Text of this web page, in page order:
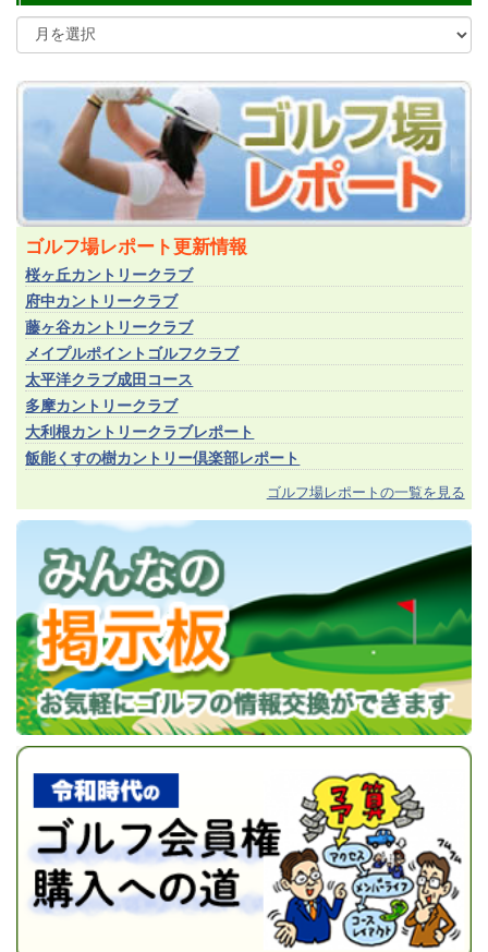
ゴルフ場レポート更新情報
桜ヶ丘カントリークラブ
府中カントリークラブ
藤ヶ谷カントリークラブ
メイプルポイントゴルフクラブ
太平洋クラブ成田コース
多摩カントリークラブ
大利根カントリークラブレポート
飯能くすの樹カントリー倶楽部レポート
ゴルフ場レポートの一覧を見る